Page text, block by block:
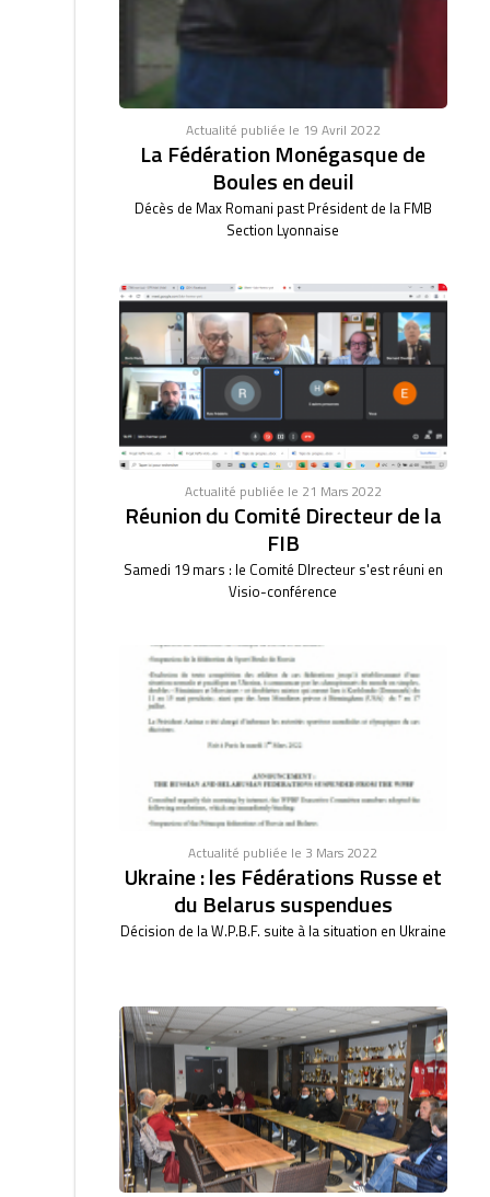
Actualité publiée le 19 Avril 2022
La Fédération Monégasque de
Boules en deuil
Décès de Max Romani past Président de la FMB
Section Lyonnaise
Actualité publiée le 21 Mars 2022
Réunion du Comité Directeur de la
FIB
Samedi 19 mars : le Comité DIrecteur s'est réuni en
Visio-conférence
Actualité publiée le 3 Mars 2022
Ukraine : les Fédérations Russe et
du Belarus suspendues
Décision de la W.P.B.F. suite à la situation en Ukraine